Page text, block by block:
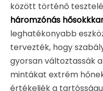
között történő
háromzónás
leghatékonyabb
tervezték, hogy
gyorsan változtassák
mintákat extrém
értékeljék a